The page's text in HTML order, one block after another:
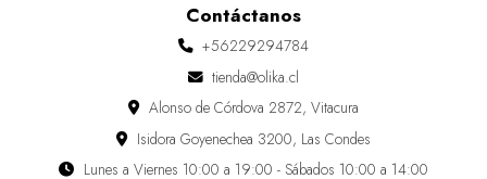
Contáctanos
+56229294784
tienda@olika.cl
Alonso de Córdova 2872, Vitacura
Isidora Goyenechea 3200, Las Condes
Lunes a Viernes 10:00 a 19:00 - Sábados 10:00 a 14:00